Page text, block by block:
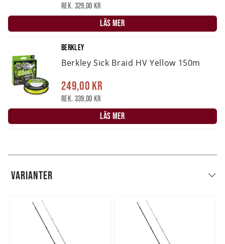
Rek. 329,00 kr
LÄS MER
BERKLEY
Berkley Sick Braid HV Yellow 150m
249,00 kr
Rek. 339,00 kr
LÄS MER
VARIANTER